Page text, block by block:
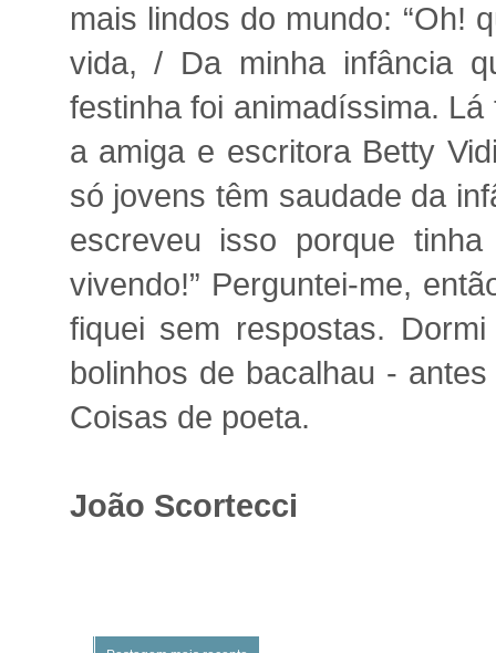
mais lindos do mundo: “Oh!
vida, / Da minha infância
festinha foi animadíssima.
a amiga e escritora Betty
só jovens têm saudade da
escreveu isso porque
vivendo!” Perguntei-me,
fiquei sem respostas.
bolinhos de bacalhau -
Coisas de poeta.
João Scortecci